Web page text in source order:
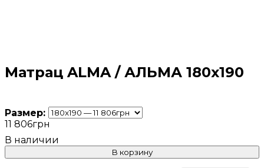
Матрац ALMA / АЛЬМА 180x190
Размер:
11 806грн
В корзину